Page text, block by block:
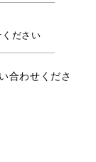
ください
合わせくださ